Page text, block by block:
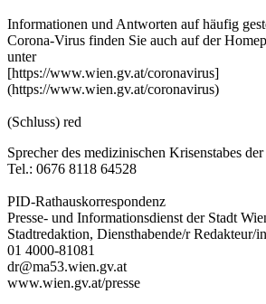
Informationen und Antworten auf häufig
Corona-Virus finden Sie auch auf der
unter
[https://www.wien.gv.at/coronavirus]
(https://www.wien.gv.at/coronavirus)
(Schluss) red
Sprecher des medizinischen Krisenstabes
Tel.: 0676 8118 64528
PID-Rathauskorrespondenz
Presse- und Informationsdienst der Stadt
Stadtredaktion, Diensthabende/r Redakteur/in
01 4000-81081
dr@ma53.wien.gv.at
www.wien.gv.at/presse